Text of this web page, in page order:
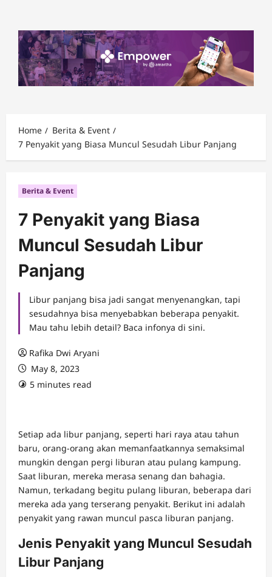
content
Home
Berita & Event
7 Penyakit yang Biasa Muncul Sesudah Libur Panjang
Berita & Event
7 Penyakit yang Biasa
Muncul Sesudah Libur
Panjang
Libur panjang bisa jadi sangat menyenangkan, tapi
sesudahnya bisa menyebabkan beberapa penyakit.
Mau tahu lebih detail? Baca infonya di sini.
Rafika Dwi Aryani
May 8, 2023
5 minutes read
Setiap ada libur panjang, seperti hari raya atau tahun
baru, orang-orang akan memanfaatkannya semaksimal
mungkin dengan pergi liburan atau pulang kampung.
Saat liburan, mereka merasa senang dan bahagia.
Namun, terkadang begitu pulang liburan, beberapa dari
mereka ada yang terserang penyakit. Berikut ini adalah
penyakit yang rawan muncul pasca liburan panjang.
Jenis Penyakit yang Muncul Sesudah
Libur Panjang